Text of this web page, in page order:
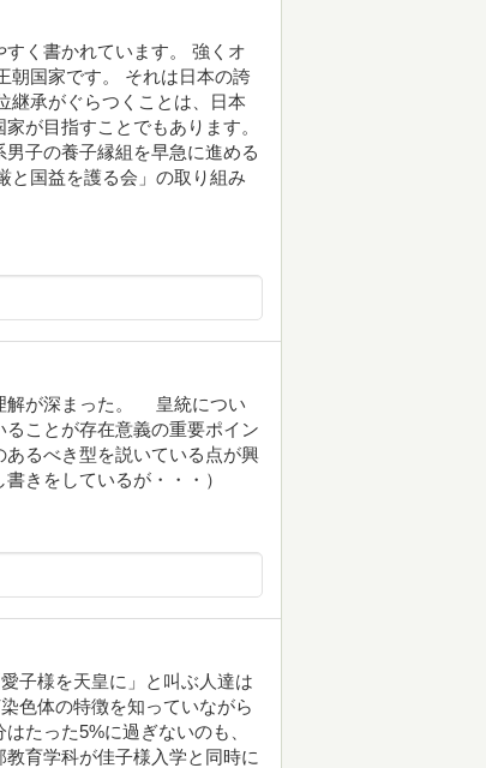
すく書かれています。 強くオ
朝国家です。 それは日本の誇
継承がぐらつくことは、日本
が目指すことでもあります。
子の養子縁組を早急に進める
と国益を護る会」の取り組み
解が深まった。 皇統につい
ことが存在意義の重要ポイン
あるべき型を説いている点が興
きをしているが・・・）
子様を天皇に」と叫ぶ人達は
色体の特徴を知っていながら
たった5%に過ぎないのも、
育学科が佳子様入学と同時に